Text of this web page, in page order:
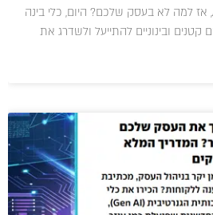
כמעט כולנו משתמשים ב-AI, אז למה לא בעסק שלכם? היום, כלי בינה
ובינוניים להתייעל ולשדרג את